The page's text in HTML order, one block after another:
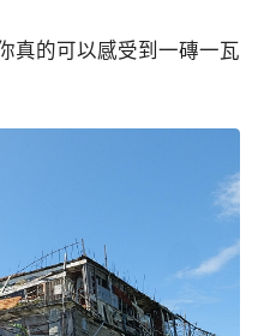
真的可以感受到一磚一瓦